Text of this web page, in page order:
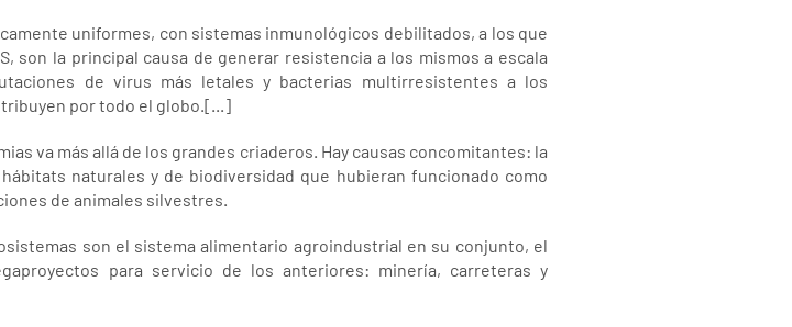
uniformes, con sistemas inmunológicos debilitados, a los que
son la principal causa de generar resistencia a los mismos a escala
de virus más letales y bacterias multirresistentes a los
por todo el globo.[...]
va más allá de los grandes criaderos. Hay causas concomitantes: la
naturales y de biodiversidad que hubieran funcionado como
de animales silvestres.
son el sistema alimentario agroindustrial en su conjunto, el
para servicio de los anteriores: minería, carreteras y